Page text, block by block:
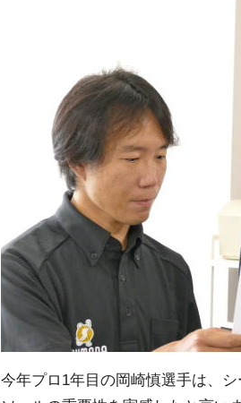
今年プロ1年目の岡崎慎選手は、